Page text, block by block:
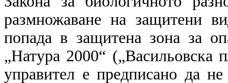
размножаване на защитени
попада в защитена зона за
„Натура 2000“
управител е предписано да